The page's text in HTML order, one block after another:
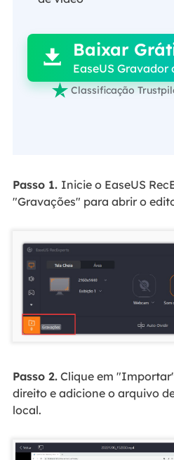

 Baixar
EaseUS Gravador
 Classificação
Passo 1. Inicie o EaseUS
"Gravações" para abrir o
Passo 2.Clique em
direito e adicione o arquivo
local.